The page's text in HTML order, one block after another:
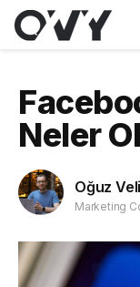
Neler
Oğuz
Marketing